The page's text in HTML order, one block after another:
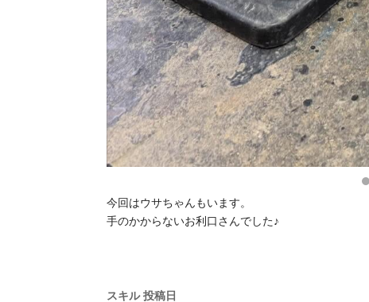
今回はウサちゃんもいます。
手のかからないお利口さんでした♪
スキル 投稿日